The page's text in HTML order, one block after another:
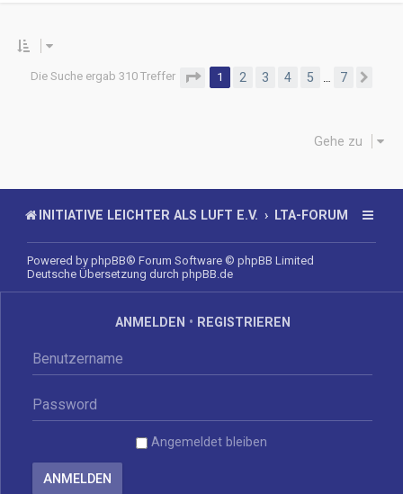
Die Suche ergab 310 Treffer Seite 1von
1 2 3 4 5 7
Gehe zu
INITIATIVE LEICHTER ALS LUFT E.V. LTA-FORUM
Powered by phpBB® Forum Software © phpBB Limited
Deutsche Übersetzung durch phpBB.de
ANMELDEN • REGISTRIEREN
Angemeldet bleiben